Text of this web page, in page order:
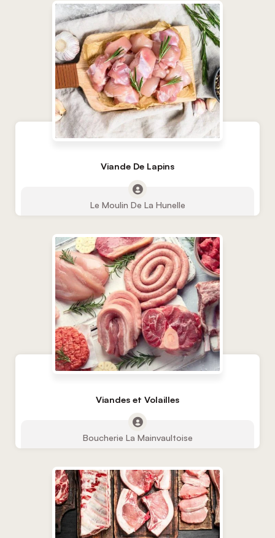
Viande De Lapins
Le Moulin De La Hunelle
Viandes et Volailles
Boucherie La Mainvaultoise